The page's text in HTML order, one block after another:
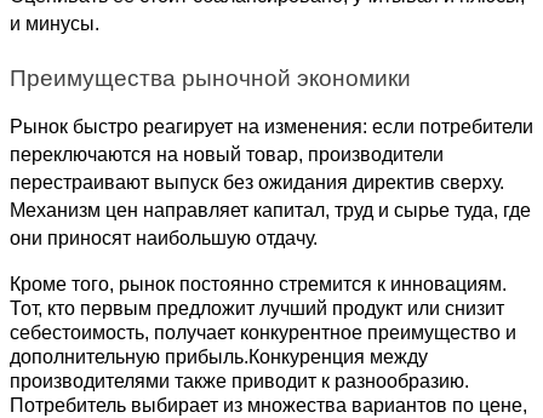
и минусы.
Преимущества рыночной экономики
Рынок быстро реагирует на изменения: если потребители
переключаются на новый товар, производители
перестраивают выпуск без ожидания директив сверху.
Механизм цен направляет капитал, труд и сырье туда, где
они приносят наибольшую отдачу.
Кроме того, рынок постоянно стремится к инновациям.
Тот, кто первым предложит лучший продукт или снизит
себестоимость, получает конкурентное преимущество и
дополнительную прибыль.Конкуренция между
производителями также приводит к разнообразию.
Потребитель выбирает из множества вариантов по цене,